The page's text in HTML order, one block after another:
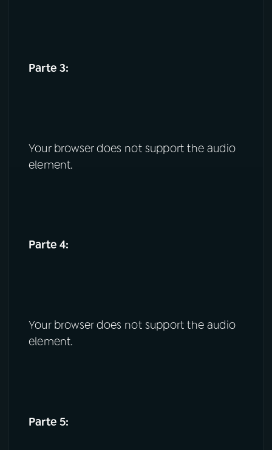
Parte 3:
Your browser does not support the audio
element.
Parte 4:
Your browser does not support the audio
element.
Parte 5: